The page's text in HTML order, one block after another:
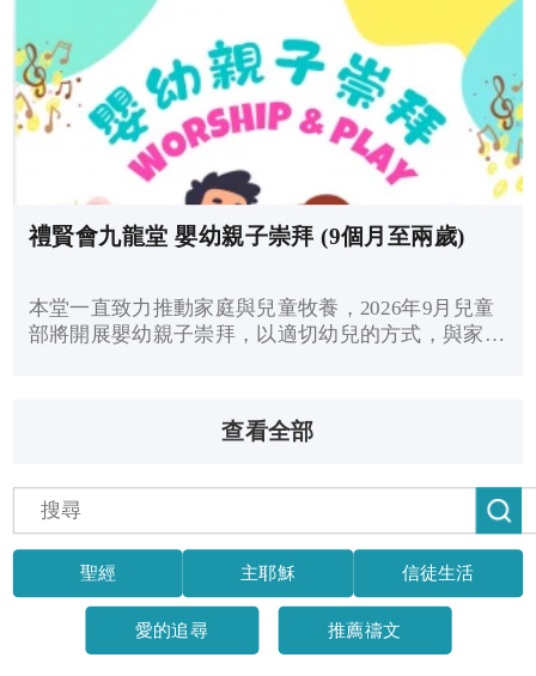
禮賢會九龍堂 嬰幼親子崇拜 (9個月至兩歲)
本堂一直致力推動家庭與兒童牧養，2026年9月兒童
部將開展嬰幼親子崇拜，以適切幼兒的方式，與家長
查看全部
聖經 主耶穌 信徒生活
愛的追尋 推薦禱文